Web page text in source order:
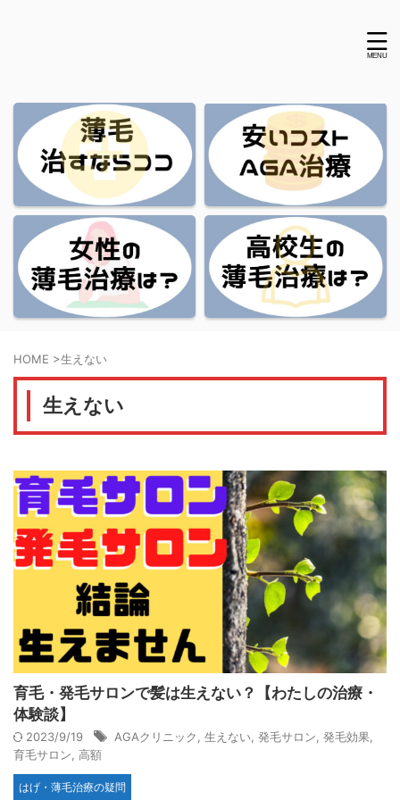
HOME >生えない
生えない
育毛・発毛サロンで髪は生えない？【わたしの治療・
体験談】
2023/9/19 AGAクリニック 生えない 発毛サロン 発毛効果
育毛サロン 高額
はげ・薄毛治療の疑問